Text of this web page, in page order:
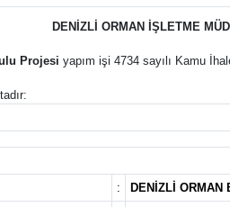
DENİZLİ ORMAN İŞLETME
Projesi yapım işi 4734 sayılı Kamu
: DENİZLİ ORMAN